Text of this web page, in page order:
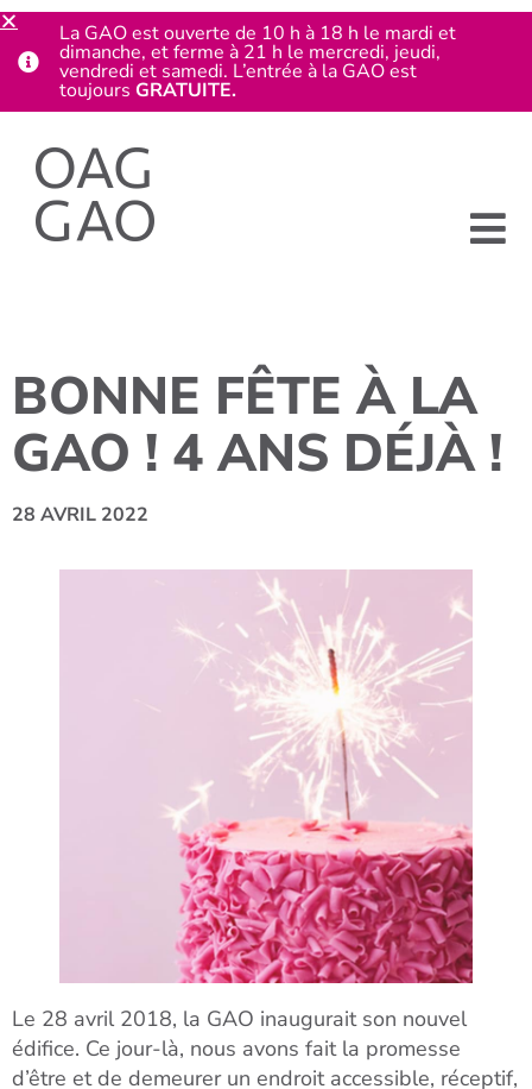
BONNE FÊTE À LA
GAO ! 4 ANS DÉJÀ !
28 AVRIL 2022
Le 28 avril 2018, la GAO inaugurait son nouvel
édifice. Ce jour-là, nous avons fait la promesse
d’être et de demeurer un endroit accessible, réceptif,
La GAO est ouverte de 10 h à 18 h le mardi et
dimanche, et ferme à 21 h le mercredi, jeudi,
vendredi et samedi. L’entrée à la GAO est
toujours GRATUITE.